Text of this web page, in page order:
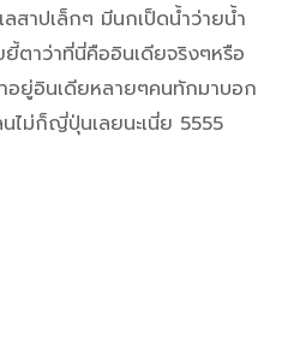
สาปเล็กๆ มีนกเป็ดน้ำว่ายน้ำ
ตาว่าที่นี่คืออินเดียจริงๆหรือ
อยู่อินเดียหลายๆคนทักมาบอก
ไม่ก็ญี่ปุ่นเลยนะเนี่ย 5555